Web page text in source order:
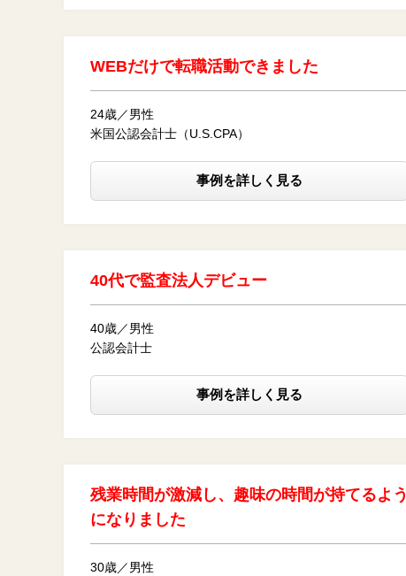
WEBだけで転職活動できました
24歳／男性
米国公認会計士（U.S.CPA）
事例を詳しく見る
40代で監査法人デビュー
40歳／男性
公認会計士
事例を詳しく見る
残業時間が激減し、趣味の時間が持てるよう
になりました
30歳／男性